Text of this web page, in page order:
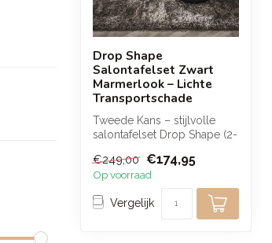
Drop Shape
Salontafelset Zwart
Marmerlook – Lichte
Transportschade
Tweede Kans – stijlvolle
salontafelset Drop Shape (2-
€249,00 €174,95
Op voorraad
Vergelijk